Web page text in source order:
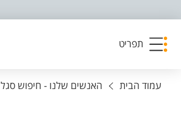
תפריט
עמוד הבית האנשים שלנו - חיפוש סגל